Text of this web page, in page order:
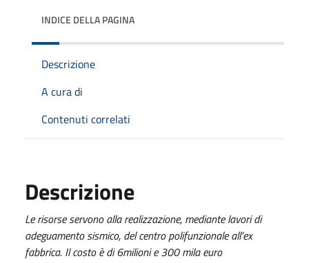
INDICE DELLA PAGINA
Descrizione
A cura di
Contenuti correlati
Descrizione
Le risorse servono alla realizzazione, mediante lavori di
adeguamento sismico, del centro polifunzionale all'ex
fabbrica. Il costo è di 6milioni e 300 mila euro